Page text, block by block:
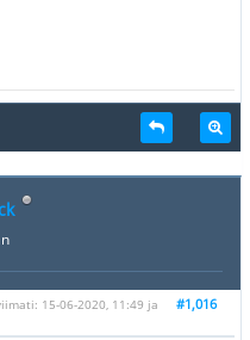
#1,016
15-06-2020, 11:49 ja